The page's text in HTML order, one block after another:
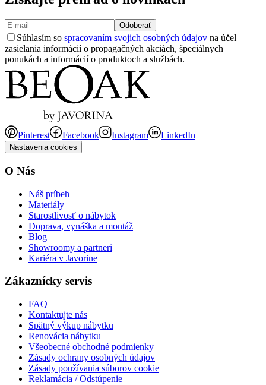
Odoberať
Súhlasím so spracovaním svojich osobných údajov na účel
zasielania informácií o propagačných akciách, špeciálnych
ponukách a informácií o produktoch a službách.
Pinterest Facebook Instagram LinkedIn
Nastavenia cookies
O Nás
Náš príbeh
Materiály
Starostlivosť o nábytok
Doprava, vynáška a montáž
Blog
Showroomy a partneri
Kariéra v Javorine
Zákaznícky servis
FAQ
Kontaktujte nás
Spätný výkup nábytku
Renovácia nábytku
Všeobecné obchodné podmienky
Zásady ochrany osobných údajov
Zásady používania súborov cookie
Reklamácia / Odstúpenie